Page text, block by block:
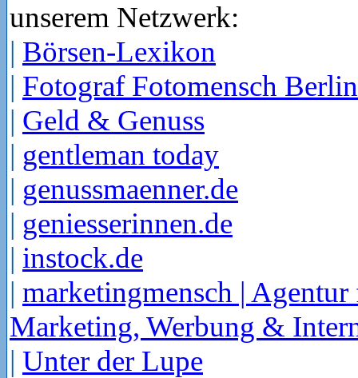
unserem Netzwerk:
| Börsen-Lexikon
| Fotograf Fotomensch Berlin
| Geld & Genuss
| gentleman today
| genussmaenner.de
| geniesserinnen.de
| instock.de
| marketingmensch | Agentur
Marketing, Werbung &
| Unter der Lupe